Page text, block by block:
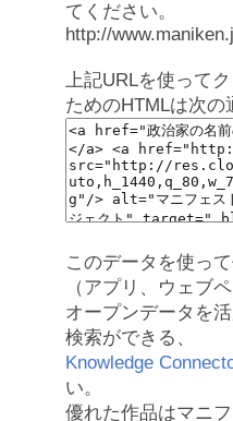
てください。
http://
上記URLを使って
ためのHTMLは次の
このデータを使っ
（アプリ、ウェブ
オープンデータを
検索ができる、
Knowledge
い。
優れた作品はマニ